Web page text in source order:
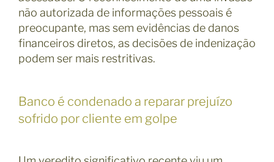
não autorizada de informações pessoais é
preocupante, mas sem evidências de danos
financeiros diretos, as decisões de indenização
podem ser mais restritivas.
Banco é condenado a reparar prejuízo
sofrido por cliente em golpe